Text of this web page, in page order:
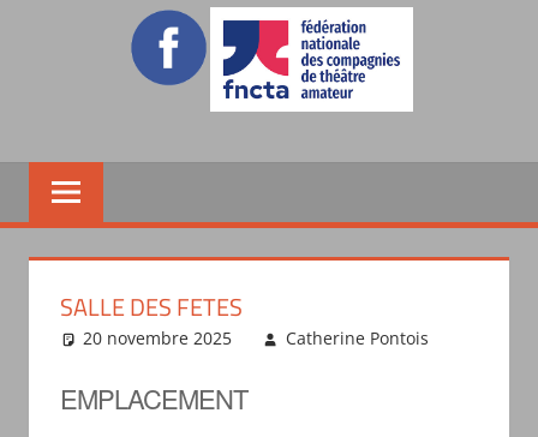
SALLE DES FETES
20 novembre 2025 Catherine Pontois
EMPLACEMENT